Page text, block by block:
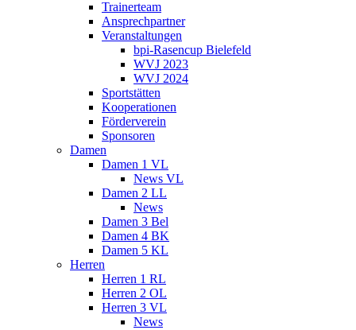
Trainerteam
Ansprechpartner
Veranstaltungen
bpi-Rasencup Bielefeld
WVJ 2023
WVJ 2024
Sportstätten
Kooperationen
Förderverein
Sponsoren
Damen
Damen 1 VL
News VL
Damen 2 LL
News
Damen 3 Bel
Damen 4 BK
Damen 5 KL
Herren
Herren 1 RL
Herren 2 OL
Herren 3 VL
News